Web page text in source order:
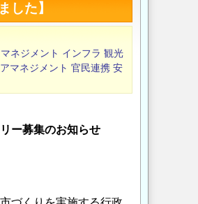
した】
マネジメント インフラ 観光
マネジメント 官民連携 安
ー募集のお知らせ